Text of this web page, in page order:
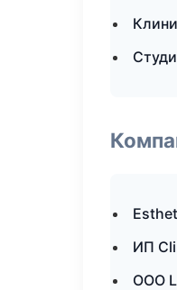
ИП
ООО